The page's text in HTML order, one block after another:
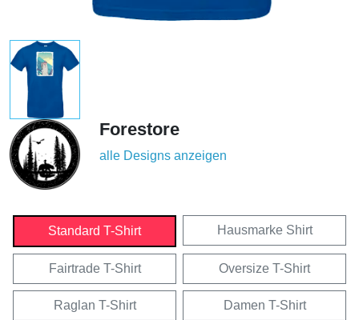
Forestore
alle Designs anzeigen
Standard T-Shirt Hausmarke Shirt
Fairtrade T-Shirt Oversize T-Shirt
Raglan T-Shirt Damen T-Shirt